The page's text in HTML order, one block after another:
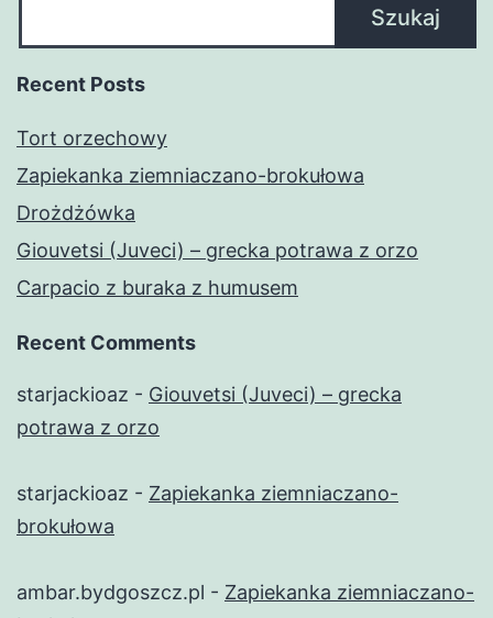
Szukaj
Recent Posts
Tort orzechowy
Zapiekanka ziemniaczano-brokułowa
Drożdżówka
Giouvetsi (Juveci) – grecka potrawa z orzo
Carpacio z buraka z humusem
Recent Comments
starjackioaz - Giouvetsi (Juveci) – grecka
potrawa z orzo
starjackioaz - Zapiekanka ziemniaczano-
brokułowa
ambar.bydgoszcz.pl - Zapiekanka ziemniaczano-